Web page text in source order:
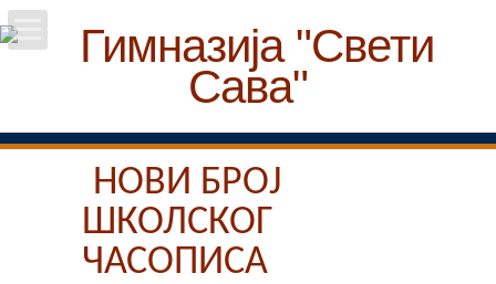
НОВИ БРОЈ
ШКОЛСКОГ
ЧАСОПИСА